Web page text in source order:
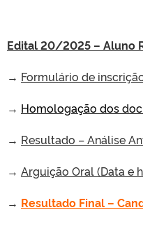
Edital 20/2025 – Aluno
→ Formulário de
→ Homologação dos
→ Resultado – Análise
→ Arguição Oral (Data e
→ Resultado Final –